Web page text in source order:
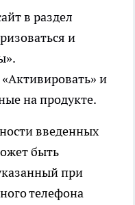
в раздел
и
и
на продукте.
введенных
быть
при
телефона